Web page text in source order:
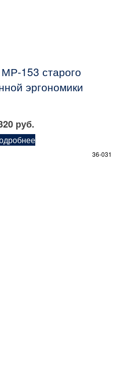
МР-153 старого
эргономики
руб.
36-031